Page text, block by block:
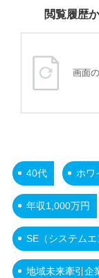
閲覧履歴
画面
40代 ホワ
年収1,000万円
SE（システムエ
地域未来牽引企